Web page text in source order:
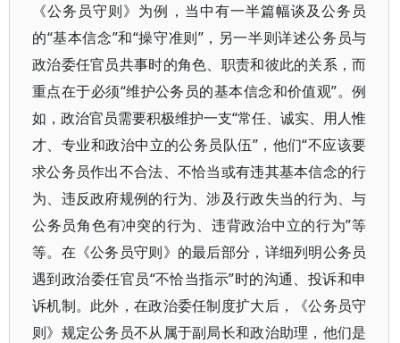
《公务员守则》为例，当中有一半篇幅谈及公务员
的“基本信念”和“操守准则”，另一半则详述公务员与
政治委任官员共事时的角色、职责和彼此的关系，而
重点在于必须“维护公务员的基本信念和价值观”。例
如，政治官员需要积极维护一支“常任、诚实、用人惟
才、专业和政治中立的公务员队伍”，他们“不应该要
求公务员作出不合法、不恰当或有违其基本信念的行
为、违反政府规例的行为、涉及行政失当的行为、与
公务员角色有冲突的行为、违背政治中立的行为”等
等。在《公务员守则》的最后部分，详细列明公务员
遇到政治委任官员“不恰当指示”时的沟通、投诉和申
诉机制。此外，在政治委任制度扩大后，《公务员守
则》规定公务员不从属于副局长和政治助理，他们是